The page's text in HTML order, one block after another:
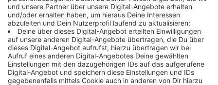
Krankenhaus liegen. Darunter sind viele Patienten, die
eigentlich wegen einer ganz anderen Krankheit in
Behandlung sind. Heute werden für Düsseldorf rund
470 neue Infektionsfälle gemeldet. Außerdem sind
zwei weitere Menschen im Zusammenhang mit Covid-
19 verstorben.